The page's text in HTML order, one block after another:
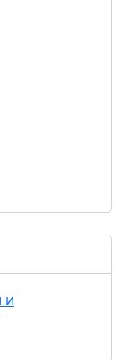
и